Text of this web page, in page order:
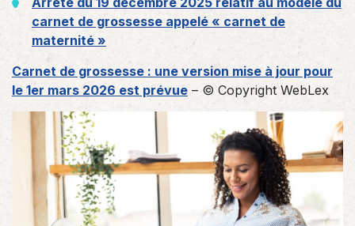
carnet de grossesse appelé « carnet de
maternité »
Carnet de grossesse : une version mise à jour pour
le 1er mars 2026 est prévue – © Copyright WebLex